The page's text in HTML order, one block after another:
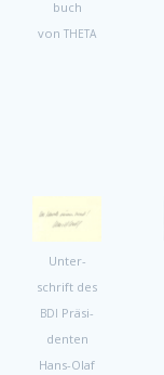
buch
von THETA
Unter­
schrift des
BDI Präsi­
den­ten
Hans-Olaf